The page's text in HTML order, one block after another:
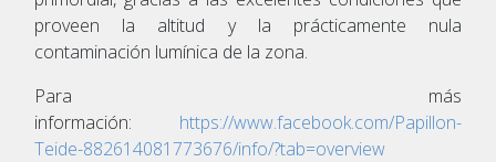
proveen la altitud y la prácticamente nula
contaminación lumínica de la zona.
Para más
información: https://www.facebook.com/Papillon-
Teide-882614081773676/info/?tab=overview